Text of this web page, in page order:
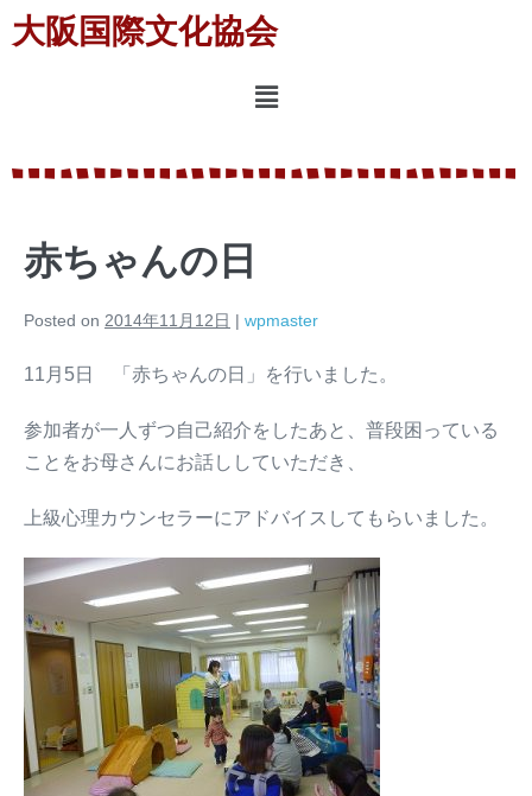
大阪国際文化協会
赤ちゃんの日
Posted on 2014年11月12日 | wpmaster
11月5日 「赤ちゃんの日」を行いました。
参加者が一人ずつ自己紹介をしたあと、普段困っている
ことをお母さんにお話ししていただき、
上級心理カウンセラーにアドバイスしてもらいました。